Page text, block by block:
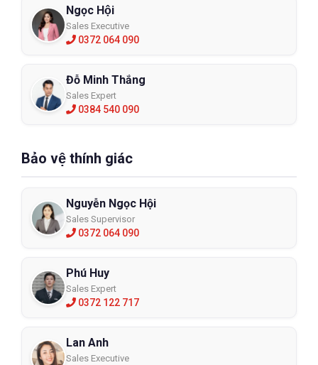
Ngọc Hội
Sales Executive
0372 064 090
Đỗ Minh Thắng
Sales Expert
0384 540 090
Bảo vệ thính giác
Nguyễn Ngọc Hội
Sales Supervisor
0372 064 090
Phú Huy
Sales Expert
0372 122 717
Lan Anh
Sales Executive